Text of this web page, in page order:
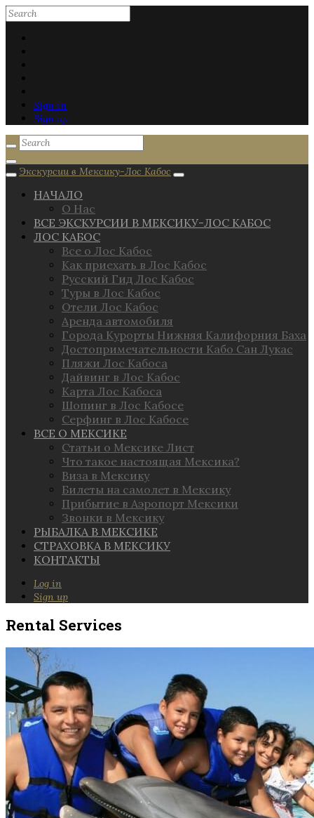
Sign in
Sign up
Экскурсии в Мексику-Лос Кабос
НАЧАЛО
О Нас
ВСЕ ЭКСКУРСИИ В МЕКСИКУ-ЛОС КАБОС
ЛОС КАБОС
Все о Лос Кабос
Как приехать в Лос Кабос
Русский Гид Лос Кабос
Туры в Лос Кабос
Отели Лос Кабос
Аренда автомобиля
Города Курорты Нижняя Калифорния Баха
Достопримечательности Кабо Сан Лукас
Пляжи Лос Кабоса
Дайвинг в Лос Кабос
Карта Лос Кабоса
Шопинг в Лос Кабосе
Серфинг в Лос Кабосе
ВСЕ О МЕКСИКЕ
Статьи о Мексике Лист
Что такое настоящая Мексика?
Виза в Мексику
Билеты на самолет в Мексику
Прибытие в Аэропорт Мексики
Звонки в Мексику
РЫБАЛКА В МЕКСИКЕ
СТРАХОВКА В МЕКСИКУ
КОНТАКТЫ
Log in
Sign up
Rental Services